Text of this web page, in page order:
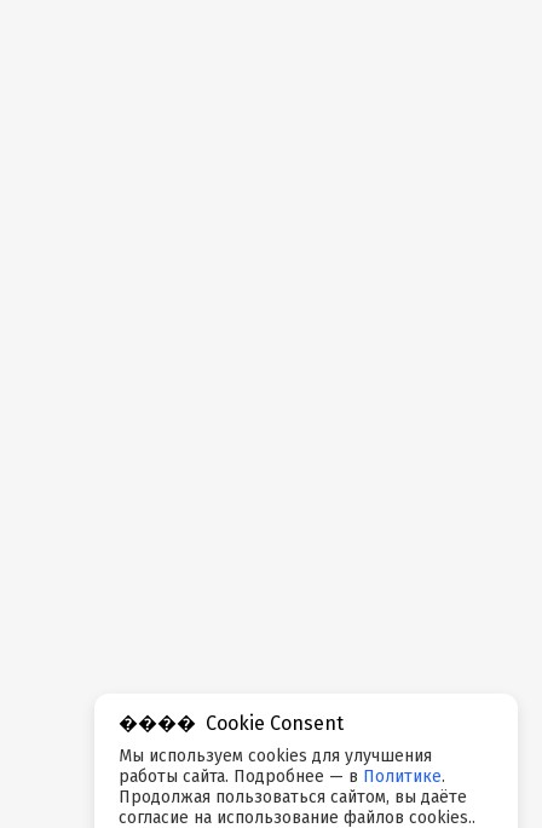
Cookie Consent
Мы используем cookies для улучшения
работы сайта. Подробнее — в Политике.
Продолжая пользоваться сайтом, вы даёте
согласие на использование файлов cookies..